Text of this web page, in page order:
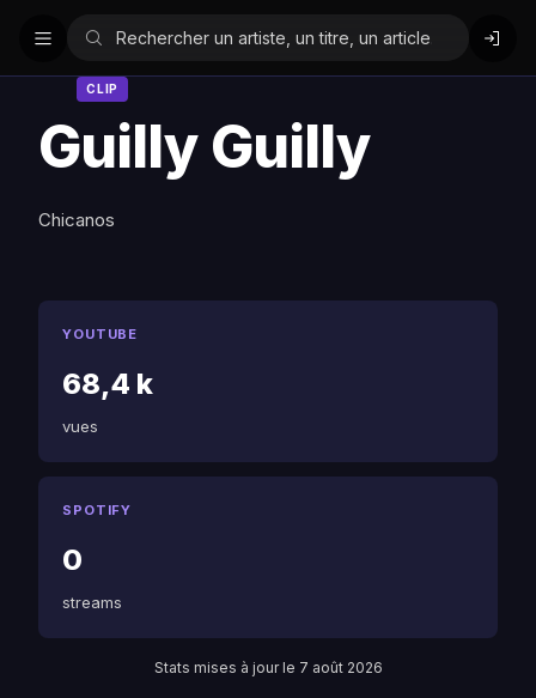
CLIP
Guilly Guilly
Chicanos
YOUTUBE
68,4 k
vues
SPOTIFY
0
streams
Stats mises à jour le 7 août 2026